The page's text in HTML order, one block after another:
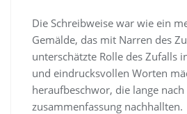
Die Schreibweise war wie ein
Gemälde, das mit Narren des
unterschätzte Rolle des Zufalls
und eindrucksvollen Worten
heraufbeschwor, die lange
zusammenfassung nachhallten.